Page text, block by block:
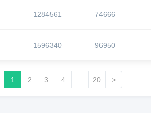
1284561 74666
1596340 96950
1 2 3 4 20 >